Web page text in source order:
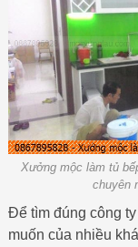
Xưởng mộc làm tủ
chuyên
Để tìm đúng công
muốn của nhiều